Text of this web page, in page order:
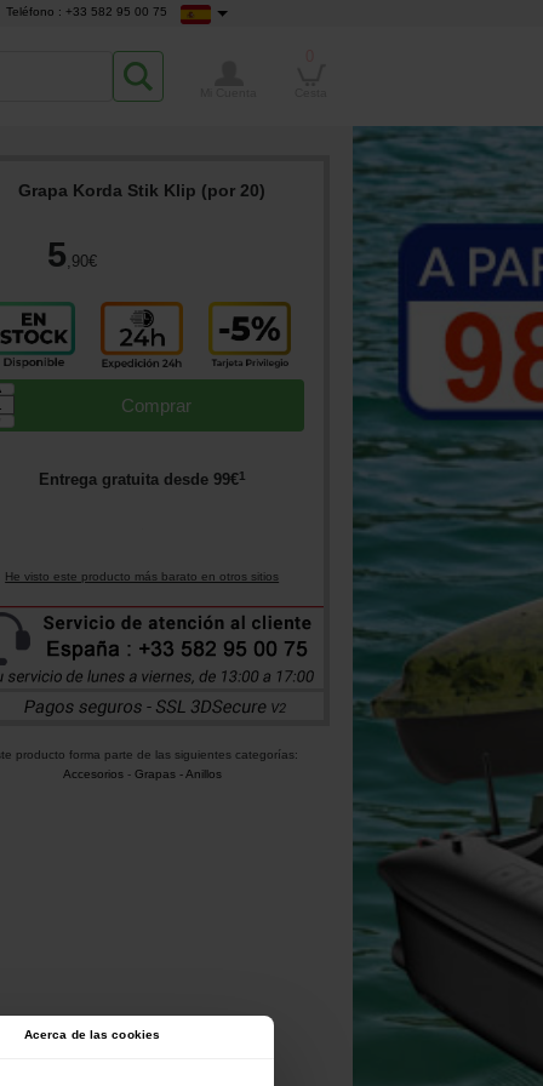
Acerca de las cookies
Teléfono : +33 582 95 00 75
Grapa Korda Stik Klip (por 20)
5,90€
Comprar
Entrega gratuita desde 99€1
He visto este producto más barato en otros sitios
producto forma parte de las siguientes categorías:
Accesorios- Grapas - Anillos